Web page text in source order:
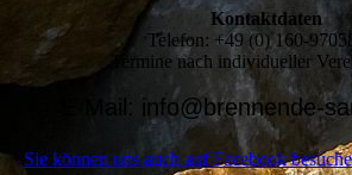
Kontaktdaten
Telefon: +49 (0) 160-
Termine nach individueller
E-Mail: info@brennende-
Sie können uns auch auf Facebook